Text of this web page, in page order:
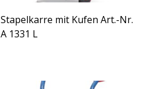
Stapelkarre mit Kufen Art.-Nr.
A 1331 L